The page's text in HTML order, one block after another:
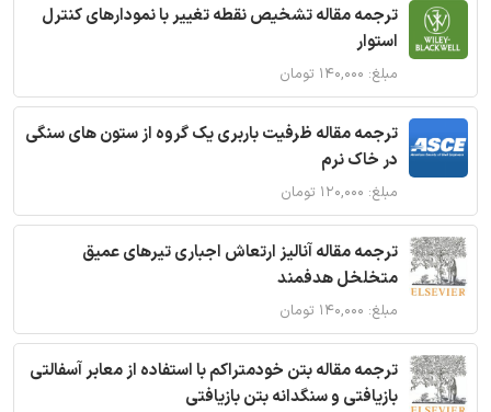
ترجمه مقاله تشخیص نقطه تغییر با نمودارهای کنترل
استوار
مبلغ: ۱۴۰,۰۰۰ تومان
ترجمه مقاله ظرفیت باربری یک گروه از ستون های سنگی
در خاک نرم
مبلغ: ۱۲۰,۰۰۰ تومان
ترجمه مقاله آنالیز ارتعاش اجباری تیرهای عمیق
متخلخل هدفمند
مبلغ: ۱۴۰,۰۰۰ تومان
ترجمه مقاله بتن خودمتراکم با استفاده از معابر آسفالتی
بازیافتی و سنگدانه بتن بازیافتی